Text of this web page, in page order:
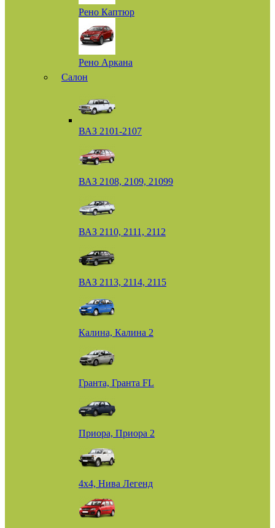
Рено Каптюр
Рено Аркана
Салон
ВАЗ 2101-2107
ВАЗ 2108, 2109, 21099
ВАЗ 2110, 2111, 2112
ВАЗ 2113, 2114, 2115
Калина, Калина 2
Гранта, Гранта FL
Приора, Приора 2
4х4, Нива Легенд